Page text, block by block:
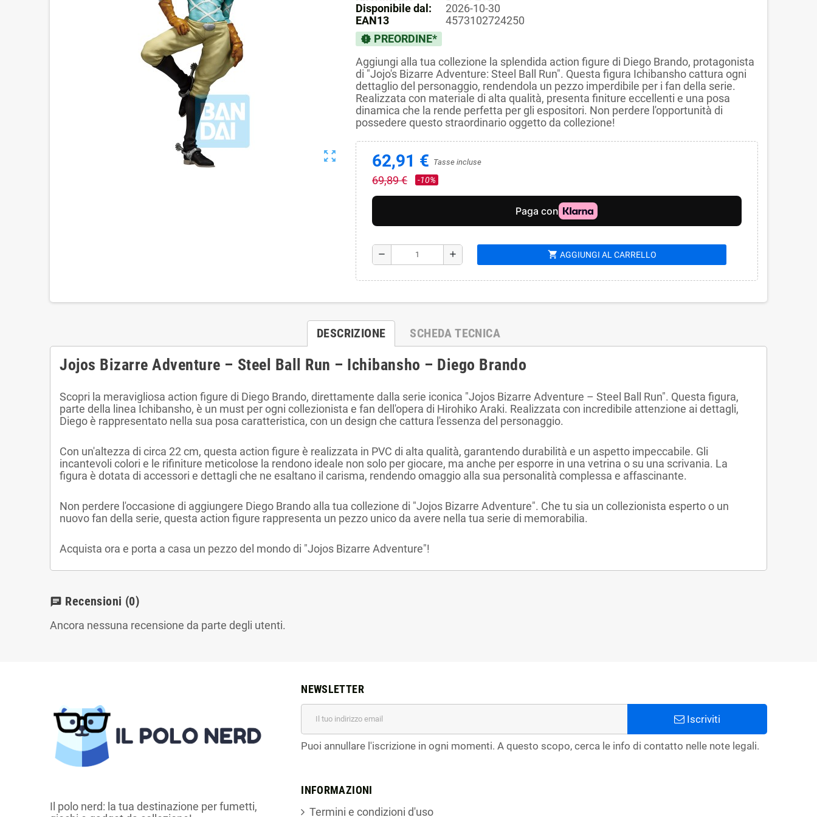
zoom_out_map
Disponibile dal:
2026-10-30
EAN13
4573102724250
new_releases PREORDINE*
Aggiungi alla tua collezione la splendida action figure di Diego Brando, protagonista
di "Jojo's Bizarre Adventure: Steel Ball Run". Questa figura Ichibansho cattura ogni
dettaglio del personaggio, rendendola un pezzo imperdibile per i fan della serie.
Realizzata con materiale di alta qualità, presenta finiture eccellenti e una posa
dinamica che la rende perfetta per gli espositori. Non perdere l'opportunità di
possedere questo straordinario oggetto da collezione!
62,91 € Tasse incluse
69,89 € -10%
remove add shopping_cart AGGIUNGI AL CARRELLO
DESCRIZIONE SCHEDA TECNICA
Jojos Bizarre Adventure – Steel Ball Run – Ichibansho – Diego Brando
Scopri la meravigliosa action figure di Diego Brando, direttamente dalla serie iconica "Jojos Bizarre Adventure – Steel Ball Run". Questa figura,
parte della linea Ichibansho, è un must per ogni collezionista e fan dell'opera di Hirohiko Araki. Realizzata con incredibile attenzione ai dettagli,
Diego è rappresentato nella sua posa caratteristica, con un design che cattura l'essenza del personaggio.
Con un'altezza di circa 22 cm, questa action figure è realizzata in PVC di alta qualità, garantendo durabilità e un aspetto impeccabile. Gli
incantevoli colori e le rifiniture meticolose la rendono ideale non solo per giocare, ma anche per esporre in una vetrina o su una scrivania. La
figura è dotata di accessori e dettagli che ne esaltano il carisma, rendendo omaggio alla sua personalità complessa e affascinante.
Non perdere l'occasione di aggiungere Diego Brando alla tua collezione di "Jojos Bizarre Adventure". Che tu sia un collezionista esperto o un
nuovo fan della serie, questa action figure rappresenta un pezzo unico da avere nella tua serie di memorabilia.
Acquista ora e porta a casa un pezzo del mondo di "Jojos Bizarre Adventure"!
chat Recensioni (0)
Ancora nessuna recensione da parte degli utenti.
Il polo nerd: la tua destinazione per fumetti,
NEWSLETTER
Iscriviti
Puoi annullare l'iscrizione in ogni momenti. A questo scopo, cerca le info di contatto nelle note legali.
INFORMAZIONI
Termini e condizioni d'uso